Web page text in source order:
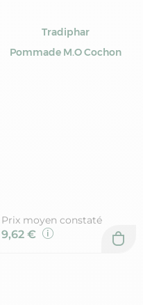
Tradiphar
Pommade M.O Cochon
Prix moyen constaté
9,62 €